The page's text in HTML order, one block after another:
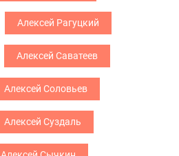
Алексей Рагуцкий
Алексей Саватеев
Алексей Соловьев
Алексей Суздаль